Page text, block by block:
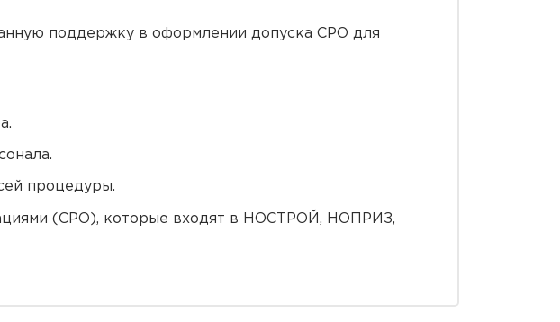
поддержку в оформлении допуска СРО для
процедуры.
(СРО), которые входят в НОСТРОЙ, НОПРИЗ,